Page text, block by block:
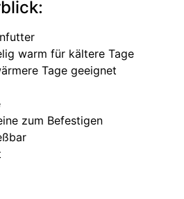
warm für kältere Tage
Tage geeignet
zum Befestigen